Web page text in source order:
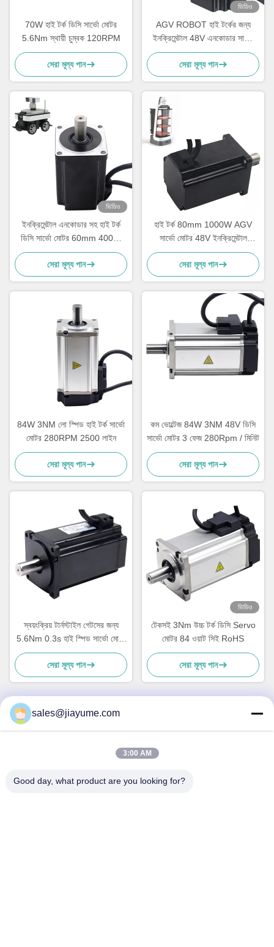
70W হাই টর্ক ডিসি সার্ভো মোটর
5.6Nm স্থায়ী চুম্বক 120RPM
সেরা মূল্য পান
ভিডিও
AGV ROBOT হাই টর্কের জন্য
ইনক্রিমেন্টাল 48V এনকোডার সার্ভো
মোটর 60mm 400W
সেরা মূল্য পান
ভিডিও
ইনক্রিমেন্টাল এনকোডার সহ হাই টর্ক
ডিসি সার্ভো মোটর 60mm 400W
48V
সেরা মূল্য পান
হাই টর্ক 80mm 1000W AGV
সার্ভো মোটর 48V ইনক্রিমেন্টাল
এনকোডার সহ
সেরা মূল্য পান
84W 3NM লো স্পিড হাই টর্ক সার্ভো
মোটর 280RPM 2500 লাইন
সেরা মূল্য পান
কম ভোল্টেজ 84W 3NM 48V ডিসি
সার্ভো মোটর 3 ফেজ 280Rpm / মিনিট
সেরা মূল্য পান
স্বয়ংক্রিয় টার্নস্টাইল গেটসের জন্য
5.6Nm 0.3s হাই স্পিড সার্ভো মোটর
120RPM
সেরা মূল্য পান
ভিডিও
টেকসই 3Nm উচ্চ টর্ক ডিসি Servo
মোটর 84 ওয়াট সিই RoHS
সেরা মূল্য পান
দ্রুত যোগাযোগ
ফ্লোর 501, কুনহুই রোড নং 25, জোন 72, জিংডং কমিউনিটি, জিন'আন স্ট্রিট,
sales@jiayume.com
3:00 AM
Good day, what product are you looking for?